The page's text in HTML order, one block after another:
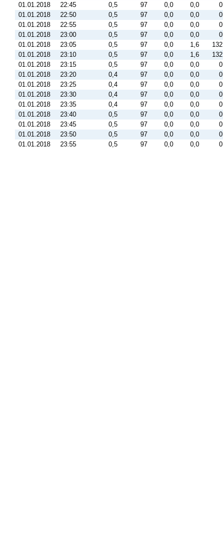
01.01.2018
22:45 0,5 97 0,0 0,0
0
01.01.2018
22:50 0,5 97 0,0 0,0
0
01.01.2018
22:55 0,5 97 0,0 0,0
0
01.01.2018
23:00 0,5 97 0,0 0,0
0
01.01.2018
23:05 0,5 97 0,0 1,6
132
01.01.2018
23:10 0,5 97 0,0 1,6
132
01.01.2018
23:15 0,5 97 0,0 0,0
0
01.01.2018
23:20 0,4 97 0,0 0,0
0
01.01.2018
23:25 0,4 97 0,0 0,0
0
01.01.2018
23:30 0,4 97 0,0 0,0
0
01.01.2018
23:35 0,4 97 0,0 0,0
0
01.01.2018
23:40 0,5 97 0,0 0,0
0
01.01.2018
23:45 0,5 97 0,0 0,0
0
01.01.2018
23:50 0,5 97 0,0 0,0
0
01.01.2018
23:55 0,5 97 0,0 0,0 0